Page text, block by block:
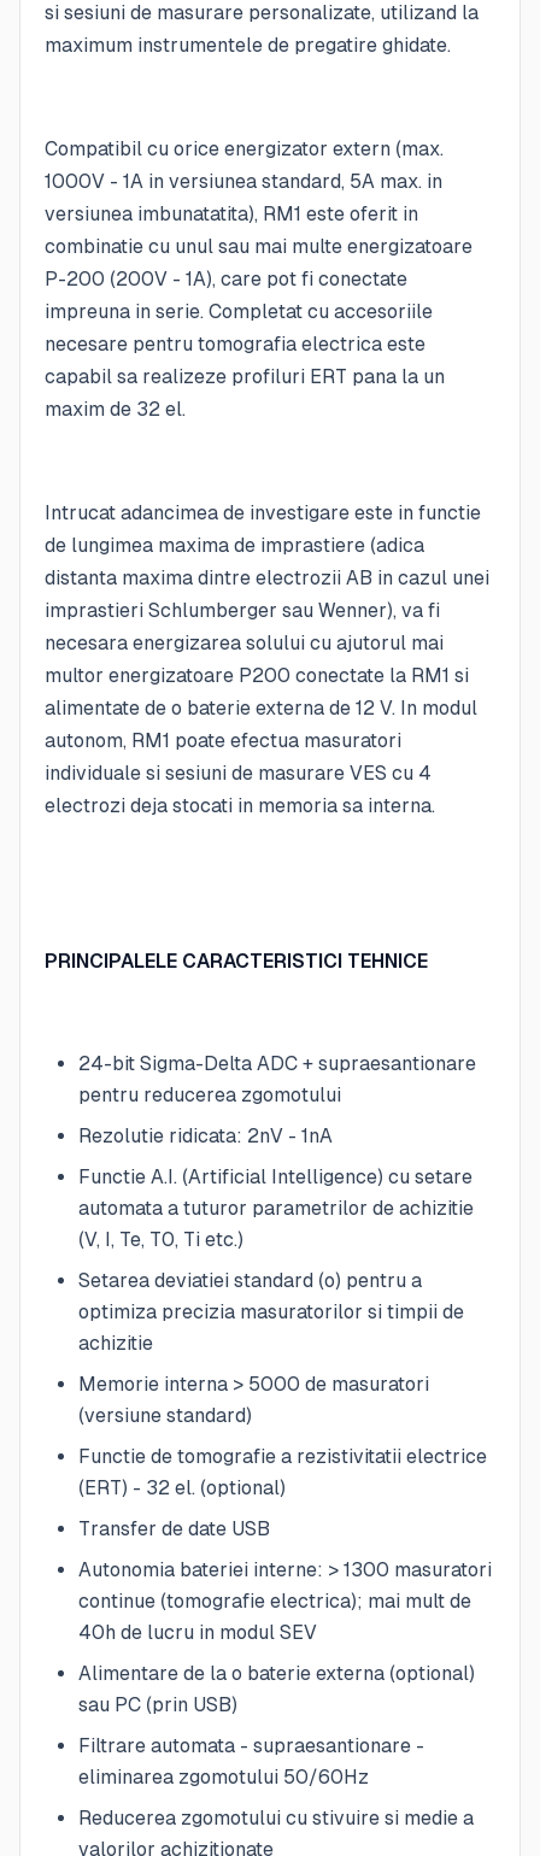
si sesiuni de masurare personalizate, utilizand la
maximum instrumentele de pregatire ghidate.
Compatibil cu orice energizator extern (max.
1000V - 1A in versiunea standard, 5A max. in
versiunea imbunatatita), RM1 este oferit in
combinatie cu unul sau mai multe energizatoare
P-200 (200V - 1A), care pot fi conectate
impreuna in serie. Completat cu accesoriile
necesare pentru tomografia electrica este
capabil sa realizeze profiluri ERT pana la un
maxim de 32 el.
Intrucat adancimea de investigare este in functie
de lungimea maxima de imprastiere (adica
distanta maxima dintre electrozii AB in cazul unei
imprastieri Schlumberger sau Wenner), va fi
necesara energizarea solului cu ajutorul mai
multor energizatoare P200 conectate la RM1 si
alimentate de o baterie externa de 12 V. In modul
autonom, RM1 poate efectua masuratori
individuale si sesiuni de masurare VES cu 4
electrozi deja stocati in memoria sa interna.
PRINCIPALELE CARACTERISTICI TEHNICE
24-bit Sigma-Delta ADC + supraesantionare
pentru reducerea zgomotului
Rezolutie ridicata: 2nV - 1nA
Functie A.I. (Artificial Intelligence) cu setare
automata a tuturor parametrilor de achizitie
(V, I, Te, T0, Ti etc.)
Setarea deviatiei standard (o) pentru a
optimiza precizia masuratorilor si timpii de
achizitie
Memorie interna > 5000 de masuratori
(versiune standard)
Functie de tomografie a rezistivitatii electrice
(ERT) - 32 el. (optional)
Transfer de date USB
Autonomia bateriei interne: > 1300 masuratori
continue (tomografie electrica); mai mult de
40h de lucru in modul SEV
Alimentare de la o baterie externa (optional)
sau PC (prin USB)
Filtrare automata - supraesantionare -
eliminarea zgomotului 50/60Hz
Reducerea zgomotului cu stivuire si medie a
valorilor achizitionate